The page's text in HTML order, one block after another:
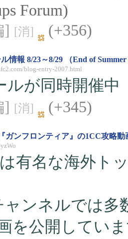
Forum)
] [消] (+356)
情報 8/23～8/29 （End of Summer
blog-entry-2007.html
ルが同時開催中
] [消] (+345)
ガンフロンティア』の1CC攻略動
は有名な海外ト
ャンネルでは
を公開してい